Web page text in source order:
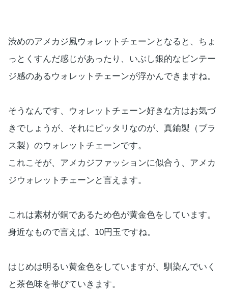
渋めのアメカジ風ウォレットチェーンとなると、ちょ
っとくすんだ感じがあったり、いぶし銀的なビンテー
ジ感のあるウォレットチェーンが浮かんできますね。
そうなんです、ウォレットチェーン好きな方はお気づ
きでしょうが、それにピッタリなのが、真鍮製（ブラ
ス製）のウォレットチェーンです。
これこそが、アメカジファッションに似合う、アメカ
ジウォレットチェーンと言えます。
これは素材が銅であるため色が黄金色をしています。
身近なもので言えば、10円玉ですね。
はじめは明るい黄金色をしていますが、馴染んでいく
と茶色味を帯びていきます。